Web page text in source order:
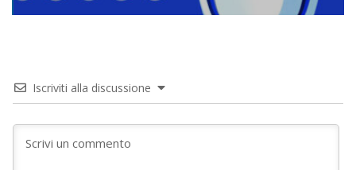
Iscriviti alla discussione